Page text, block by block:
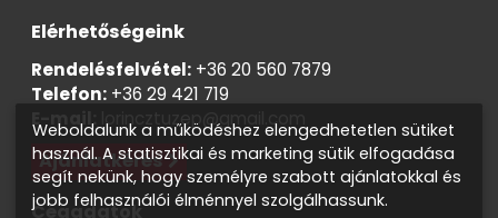
Elérhetőségeink
Rendelésfelvétel: +36 20 560 7879
Telefon: +36 29 421 719
E-mail: lorincztuzep@gmail.com
Ajánlatkérés
Cégadatok
Weboldalunk a működéshez elengedhetetlen sütiket
használ. A statisztikai és marketing sütik elfogadása
segít nekünk, hogy személyre szabott ajánlatokkal és
jobb felhasználói élménnyel szolgálhassunk.